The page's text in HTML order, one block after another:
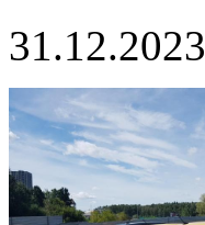
31.12.2023